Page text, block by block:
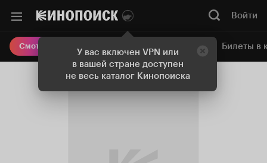
У вас включен VPN или
в вашей стране доступен
не весь каталог Кинопоиска
Войти
Смотреть кино Онлайн-кинотеатр Билеты в